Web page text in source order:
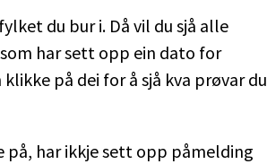
du bur i. Då vil du sjå alle
har sett opp ein dato for
på dei for å sjå kva prøvar du
på, har ikkje sett opp påmelding